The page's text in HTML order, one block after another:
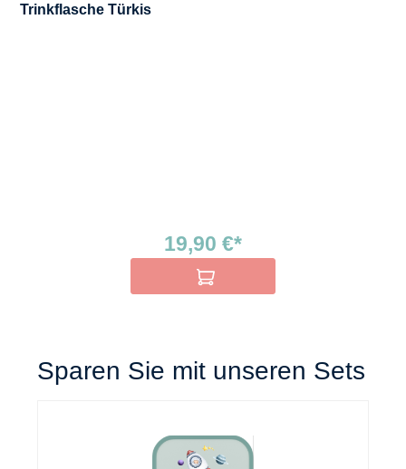
Trinkflasche Türkis
19,90 €*
In den Warenkorb
Sparen Sie mit unseren Sets